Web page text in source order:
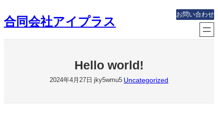
容
合同会社アイプラス
お問い合わせ
Hello world!
2024年4月27日 jky5wmu5 Uncategorized